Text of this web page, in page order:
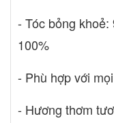
- Tóc bỏng
100%
- Phù hợp với
- Hương thơm